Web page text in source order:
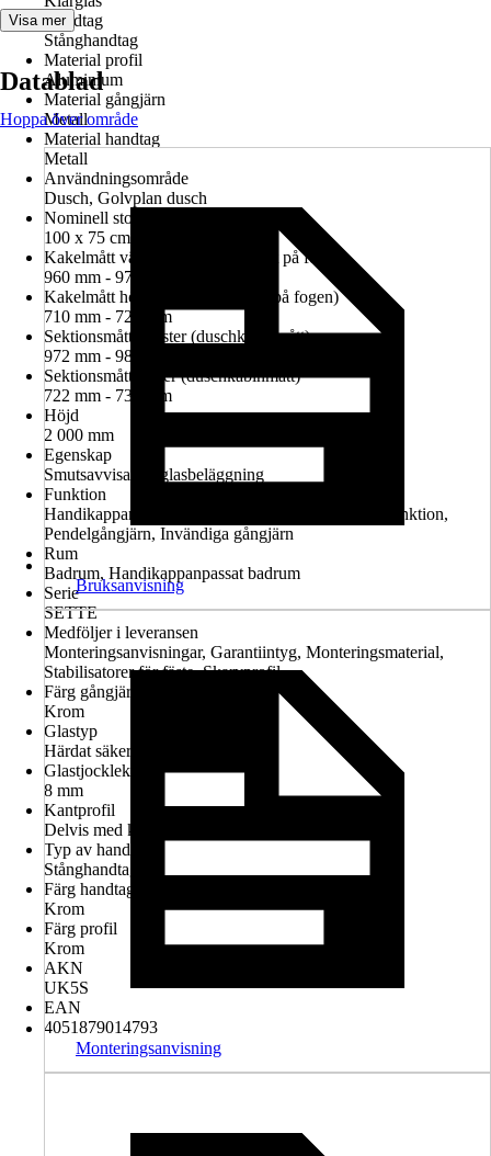
Handtag
Stånghandtag
Material profil
Aluminium
Material gångjärn
Metall
Material handtag
Metall
Användningsområde
Dusch, Golvplan dusch
Nominell storlek i cm
100 x 75 cm
Kakelmått vänster (glasrutans mitt på fogen)
960 mm - 974 mm
Kakelmått höger (glasrutans mitt på fogen)
710 mm - 724 mm
Sektionsmått vänster (duschkabinmått)
972 mm - 986 mm
Sektionsmått höger (duschkabinmått)
722 mm - 736 mm
Höjd
2 000 mm
Egenskap
Smutsavvisande glasbeläggning
Funktion
Handikappanpassad montering möjlig, Lyft-sänk-funktion,
Pendelgångjärn, Invändiga gångjärn
Rum
Badrum, Handikappanpassat badrum
Serie
SETTE
Medföljer i leveransen
Monteringsanvisningar, Garantiintyg, Monteringsmaterial,
Stabilisatorer för fäste, Skarvprofil
Färg gångjärn
Krom
Glastyp
Härdat säkerhetsglas
Glastjocklek
8 mm
Kantprofil
Delvis med kantprofil
Typ av handtag
Stånghandtag
Färg handtag
Krom
Färg profil
Krom
AKN
UK5S
EAN
4051879014793
Visa mer
Datablad
Hoppa över område
Bruksanvisning
Monteringsanvisning